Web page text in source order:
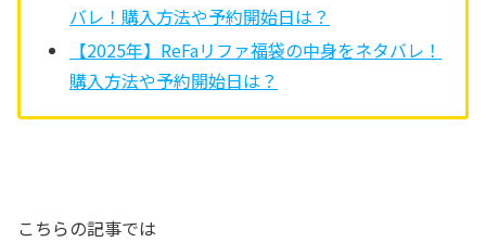
バレ！購入方法や予約開始日は？
【2025年】ReFaリファ福袋の中身をネタバレ！
購入方法や予約開始日は？
こちらの記事では